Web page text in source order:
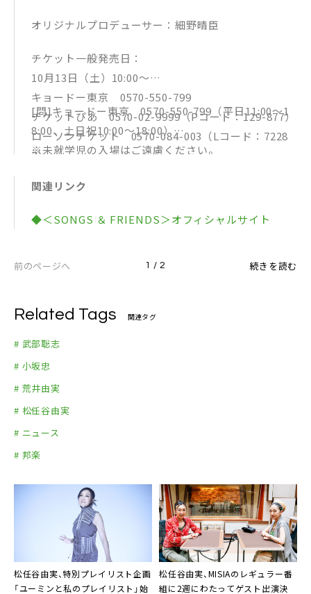
オリジナルプロデューサー：細野晴臣
チケット一般発売日：
10月13日（土）10:00～
キョードー東京 0570-550-799
チケットぴあ 0570-02-9999（Pコード：129-877）
ローソンチケット 0570-084-003（Lコード：7228
7）
イープラス http://eplus.jp
[問]キョードー東京 0570-550-799（平日11:00～1
8:00、土日祝10:00～18:00）
※未就学児の入場はご遠慮ください。
ございます。予めご了承ください。
関連リンク
◆＜SONGS ＆ FRIENDS＞オフィシャルサイト
前のページへ 1 / 2 続きを読む
Related Tags 関連タグ
# 武部聡志
# 小坂忠
# 荒井由実
# 松任谷由実
# ニュース
# 邦楽
松任谷由実、特別プレイリスト企画
「ユーミンと私のプレイリスト」始
松任谷由実、MISIAのレギュラー番
組に2週にわたってゲスト出演決